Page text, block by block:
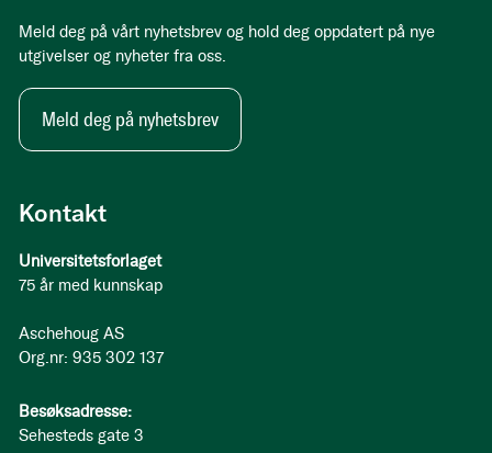
Kontakt
Universitetsforlaget
75 år med kunnskap
Aschehoug AS
Org.nr: 935 302 137
Besøksadresse:
Sehesteds gate 3
Meld deg på vårt nyhetsbrev og hold deg oppdatert på nye
utgivelser og nyheter fra oss.
Meld deg på nyhetsbrev